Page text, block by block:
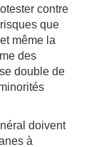
contre
que
même la
des
double de
doivent
à